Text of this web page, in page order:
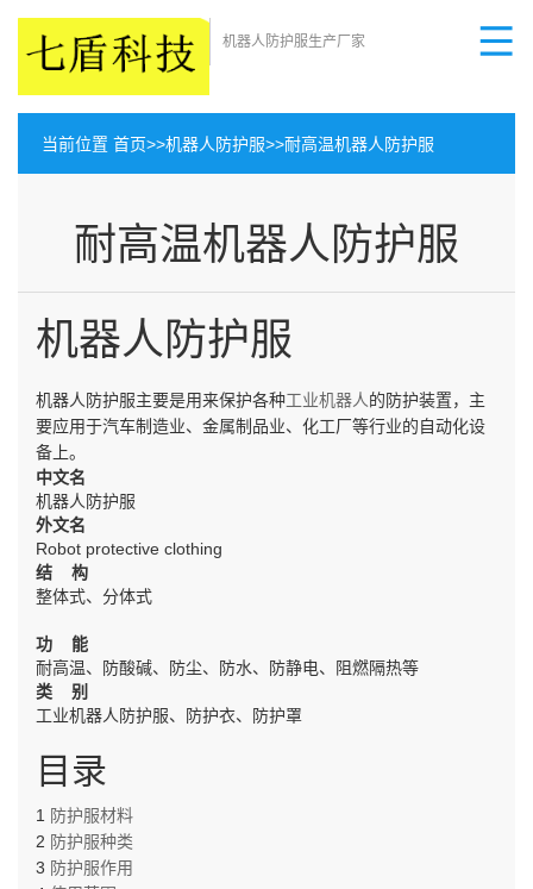
机器人防护服生产厂家
当前位置 首页>>机器人防护服>>耐高温机器人防护服
耐高温机器人防护服
机器人防护服
机器人防护服主要是用来保护各种工业机器人的防护装置，主
要应用于汽车制造业、金属制品业、化工厂等行业的自动化设
备上。
中文名
机器人防护服
外文名
Robot protective clothing
结 构
整体式、分体式
功 能
耐高温、防酸碱、防尘、防水、防静电、阻燃隔热等
类 别
工业机器人防护服、防护衣、防护罩
目录
1 防护服材料
2 防护服种类
3 防护服作用